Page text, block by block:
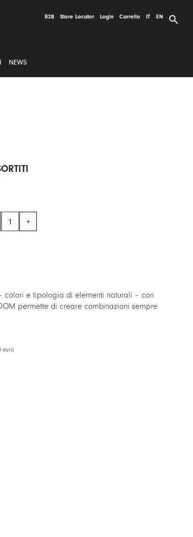
B2B Store Locator Login Carrello IT EN
NEWS
Set
assortiti
quantità
colori e tipologia di elementi naturali – con
permette di creare combinazioni sempre
euro